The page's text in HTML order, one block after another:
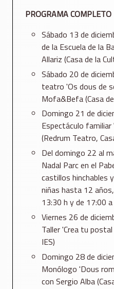
PROGRAMA COMPLETO
Sábado 13 de
de la Escuela de la
Allariz (Casa de la
Sábado 20 de
teatro 'Os dous de
Mofa&Befa (Casa
Domingo 21 de
Espectáculo
(Redrum Teatro,
Del domingo 22 al
Nadal Parc en el
castillos hinchables
niñas hasta 12
13:30 h y de 17:00
Viernes 26 de
Taller 'Crea tu
IES)
Domingo 28 de
Monólogo 'Dous
con Sergio Alba